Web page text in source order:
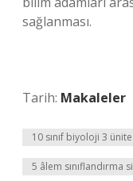
sağlanması.
Tarih: Makaleler
10 sınıf biyoloji 3
5 âlem sınıflandırma